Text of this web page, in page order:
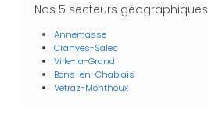
Nos 5 secteurs géographiques
Annemasse
Cranves-Sales
Ville-la-Grand
Bons-en-Chablais
Vétraz-Monthoux